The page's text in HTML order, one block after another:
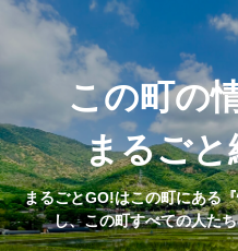
この町の
まるごと
まるごとGO!はこの町にある
し、この町すべての人た